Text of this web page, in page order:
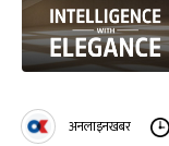
अनलाइनखबर